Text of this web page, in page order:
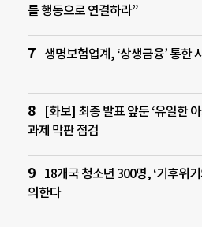
를 행동으로 연결하라”
생명보험업계, ‘상생금융’ 통한
[화보] 최종 발표 앞둔 ‘유일한
과제 막판 점검
18개국 청소년 300명, ‘기후위
의한다